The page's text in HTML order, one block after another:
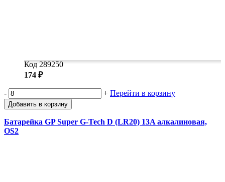
Код 289250
174 ₽
- + Перейти в корзину
Добавить в корзину
Батарейка GP Super G-Tech D (LR20) 13A алкалиновая,
OS2